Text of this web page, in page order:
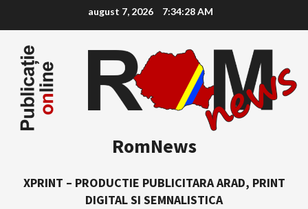
content
august 7, 2026 7:34:29 AM
RomNews
XPRINT – PRODUCTIE PUBLICITARA ARAD, PRINT
DIGITAL SI SEMNALISTICA